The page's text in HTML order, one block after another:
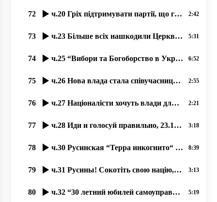
72 ч.20 Гріх підтримувати партії, що готові ліквідувати УПЦ 13.10.2020, прот. Димитрий Сидор 2:42
73 ч.23 Більше всіх нашкодили Церкви українські комуністи, 28.10.2020 прот. Димитрий Сидор 5:31
74 ч.25 “Вибори та Богоборство в Україні“, 20.10.2020, прот. Димитрий Сидор 6:52
75 ч.26 Нова влада стала співучасниця і богоборчих законів Порошенка, 21.10.2020, прот. Димитрий Сидор 2:55
76 ч.27 Націоналісти хочуть влади для боротьби з Церквою, 23.10.2020 прот. Димитрий Сидор 2:21
77 ч.28 Иди и голосуй правильно, 23.10.2020 прот. Димитрий Сидор 3:18
78 ч.30 Русинская “Терра инкогнито“ в центре Европы. 30.10.2020, прот. Димитрий Сидор 8:39
79 ч.31 Русины! Сокотіть свою націю, язык і історичну память! 31.10.2020 прот. Димитрий Сидор 3:13
80 ч.32 “30 летний юбилей самоуправления УПЦ“, 30.10.2020, прот. Димитрий Сидор 5:19